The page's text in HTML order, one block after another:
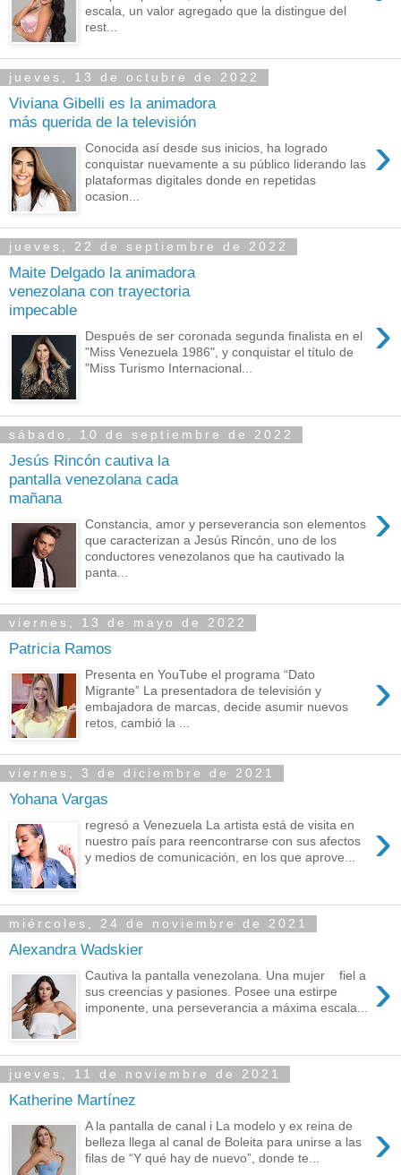
escala, un valor agregado que la distingue del
rest...
jueves, 13 de octubre de 2022
Viviana Gibelli es la animadora
más querida de la televisión
›
Conocida así desde sus inicios, ha logrado
conquistar nuevamente a su público liderando las
plataformas digitales donde en repetidas
ocasion...
jueves, 22 de septiembre de 2022
Maite Delgado la animadora
venezolana con trayectoria
impecable
›
Después de ser coronada segunda finalista en el
"Miss Venezuela 1986", y conquistar el título de
"Miss Turismo Internacional...
sábado, 10 de septiembre de 2022
Jesús Rincón cautiva la
pantalla venezolana cada
mañana
›
Constancia, amor y perseverancia son elementos
que caracterizan a Jesús Rincón, uno de los
conductores venezolanos que ha cautivado la
panta...
viernes, 13 de mayo de 2022
Patricia Ramos
›
Presenta en YouTube el programa “Dato
Migrante” La presentadora de televisión y
embajadora de marcas, decide asumir nuevos
retos, cambió la ...
viernes, 3 de diciembre de 2021
Yohana Vargas
›
regresó a Venezuela La artista está de visita en
nuestro país para reencontrarse con sus afectos
y medios de comunicación, en los que aprove...
miércoles, 24 de noviembre de 2021
Alexandra Wadskier
›
Cautiva la pantalla venezolana. Una mujer fiel a
sus creencias y pasiones. Posee una estirpe
imponente, una perseverancia a máxima escala...
jueves, 11 de noviembre de 2021
Katherine Martínez
›
A la pantalla de canal i La modelo y ex reina de
belleza llega al canal de Boleita para unirse a las
filas de “Y qué hay de nuevo”, donde te...